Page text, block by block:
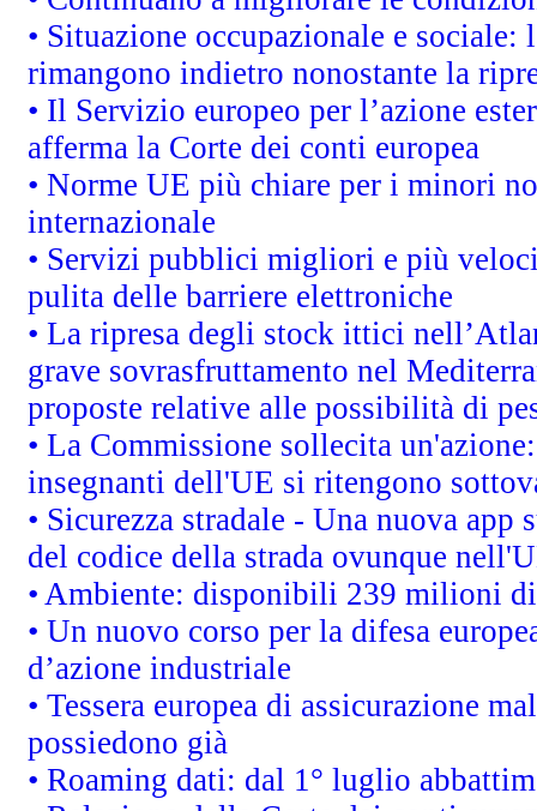
• Situazione occupazionale e
rimangono indietro nonostante la
• Il Servizio europeo per l’azione
afferma la Corte dei conti europea
• Norme UE più chiare per i minori
internazionale
• Servizi pubblici migliori e più
pulita delle barriere elettroniche
• La ripresa degli stock ittici
grave sovrasfruttamento nel
proposte relative alle possibilità di
• La Commissione sollecita
insegnanti dell'UE si ritengono
• Sicurezza stradale - Una nuova
del codice della strada ovunque
• Ambiente: disponibili 239 milioni
• Un nuovo corso per la difesa
d’azione industriale
• Tessera europea di assicurazione
possiedono già
• Roaming dati: dal 1° luglio